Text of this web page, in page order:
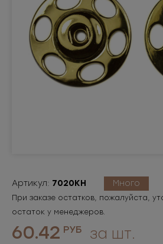
Артикул: 7020КН Много
При заказе остатков, пожалуйста,
остаток у менеджеров.
60.42 РУБ за шт.